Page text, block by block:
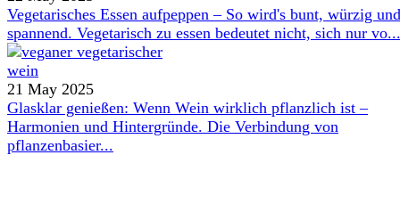
Vegetarisches Essen aufpeppen – So wird's bunt, würzig und
spannend. Vegetarisch zu essen bedeutet nicht, sich nur vo...
21 May 2025
Glasklar genießen: Wenn Wein wirklich pflanzlich ist –
Harmonien und Hintergründe. Die Verbindung von
pflanzenbasier...